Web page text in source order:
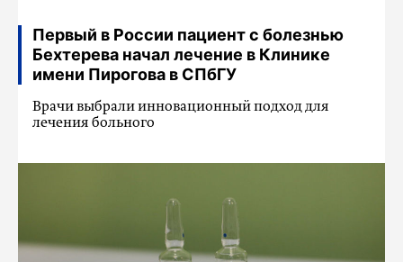
Первый в России пациент с болезнью
Бехтерева начал лечение в Клинике
имени Пирогова в СПбГУ
Врачи выбрали инновационный подход для
лечения больного